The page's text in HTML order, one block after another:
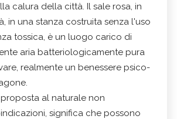
calura della città. Il sale rosa, in
in una stanza costruita senza l'uso
tossica, è un luogo carico di
aria batteriologicamente pura
realmente un benessere psico-
al naturale non
significa che possono